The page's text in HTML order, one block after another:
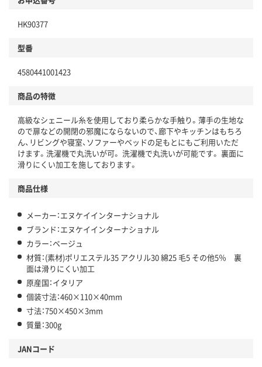
HK90377
型番
4580441001423
商品の特徴
高級なシェニール糸を使用しており柔らかな手触り。薄手の生地な
ので扉などの開閉の邪魔にならないので、廊下やキッチンはもちろ
ん、リビングや寝室、ソファーやベッドの足もとにもご利用いただ
けます。洗濯機で丸洗いが可。 洗濯機で丸洗いが可能です。 裏面に
滑りにくい加工を施しております。
商品仕様
メーカー：エヌケイインターナショナル
ブランド：エヌケイインターナショナル
カラー：ベージュ
材質：(素材)ポリエステル35 アクリル30 綿25 毛5 その他5％ 裏
面は滑りにくい加工
原産国：イタリア
個装寸法：460×110×40mm
寸法：750×450×3mm
質量：300g
JANコード